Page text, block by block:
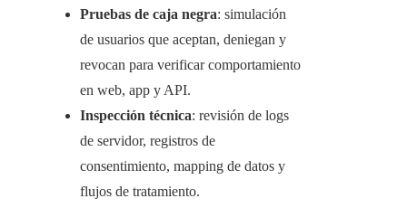
Pruebas de caja negra: simulación
de usuarios que aceptan, deniegan y
revocan para verificar comportamiento
en web, app y API.
Inspección técnica: revisión de logs
de servidor, registros de
consentimiento, mapping de datos y
flujos de tratamiento.